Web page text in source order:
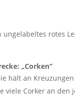
ungelabeltes rotes
„Corken“
hält an
viele Corker an